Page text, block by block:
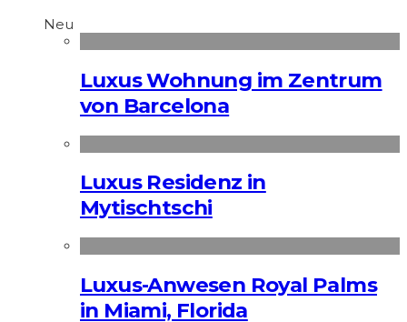
Neu
Luxus Wohnung im Zentrum
von Barcelona
Luxus Residenz in
Mytischtschi
Luxus-Anwesen Royal Palms
in Miami, Florida